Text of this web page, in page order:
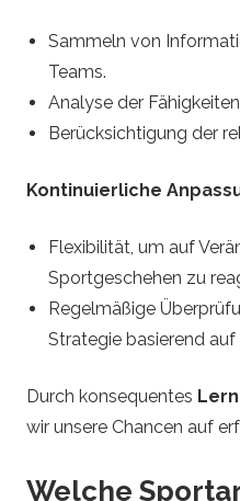
Sammeln von
Teams.
Analyse der
Berücksichtigung der
Kontinuierliche
Flexibilität, um auf
Sportgeschehen zu
Regelmäßige
Strategie basierend auf
Durch konsequentes
wir unsere Chancen auf
Welche